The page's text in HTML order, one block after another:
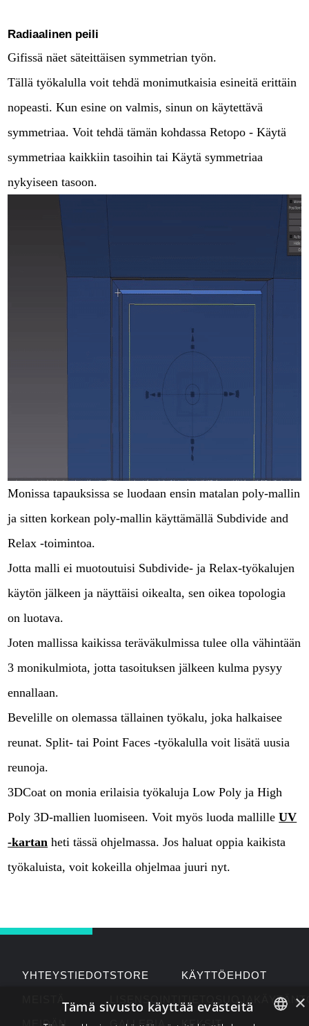
Radiaalinen peili
Gifissä näet säteittäisen symmetrian työn.
Tällä työkalulla voit tehdä monimutkaisia esineitä erittäin
nopeasti. Kun esine on valmis, sinun on käytettävä
symmetriaa. Voit tehdä tämän kohdassa Retopo - Käytä
symmetriaa kaikkiin tasoihin tai Käytä symmetriaa
nykyiseen tasoon.
Monissa tapauksissa se luodaan ensin matalan poly-mallin
ja sitten korkean poly-mallin käyttämällä Subdivide and
Relax -toimintoa.
Jotta malli ei muotoutuisi Subdivide- ja Relax-työkalujen
käytön jälkeen ja näyttäisi oikealta, sen oikea topologia
on luotava.
Joten mallissa kaikissa teräväkulmissa tulee olla vähintään
3 monikulmiota, jotta tasoituksen jälkeen kulma pysyy
ennallaan.
Bevelille on olemassa tällainen työkalu, joka halkaisee
reunat. Split- tai Point Faces -työkalulla voit lisätä uusia
reunoja.
3DCoat on monia erilaisia työkaluja Low Poly ja High
Poly 3D-mallien luomiseen. Voit myös luoda mallilleUV
-kartan heti tässä ohjelmassa. Jos haluat oppia kaikista
työkaluista, voit kokeilla ohjelmaa juuri nyt.
YHTEYSTIEDOT
MEIDÄN
STORE
LISENSOINTI
GALLERIA
KÄYTTÖEHDOT
KEKSIT
×
Tämä sivusto käyttää evästeitä